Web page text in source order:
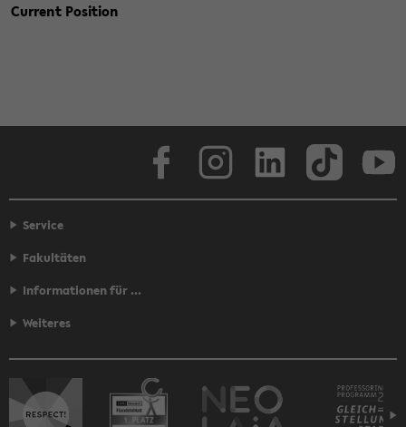
Cur­rent Po­si­ti­on
Face­book
Service
Fakultäten
Informationen für ...
Weiteres